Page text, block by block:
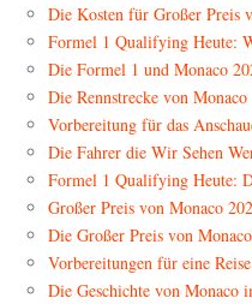
Die Kosten für Großer Preis
Formel 1 Qualifying Heute:
Die Formel 1 und Monaco
Die Rennstrecke von Monaco
Vorbereitung für das
Die Fahrer die Wir Sehen
Formel 1 Qualifying Heute:
Großer Preis von Monaco
Die Großer Preis von
Vorbereitungen für eine
Die Geschichte von Monaco